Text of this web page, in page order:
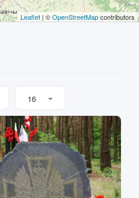
Leaflet | ©OpenStreetMapcontributors
16